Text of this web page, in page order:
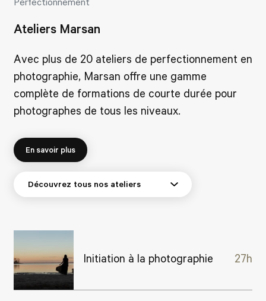
Ateliers Marsan
Avec plus de 20 ateliers de perfectionnement en
photographie, Marsan offre une gamme
complète de formations de courte durée pour
photographes de tous les niveaux.
En savoir plus
Initiation à la photographie 27h